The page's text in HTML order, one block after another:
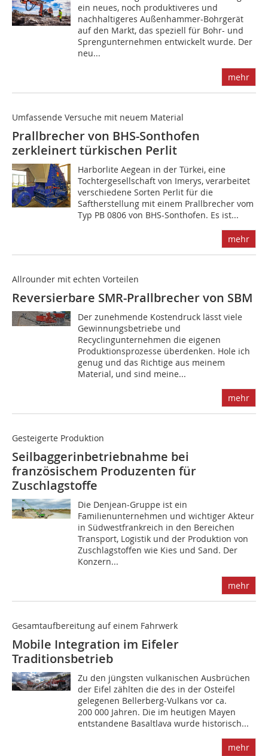
ein neues, noch produktiveres und
nachhaltigeres Außenhammer-Bohrgerät
auf den Markt, das speziell für Bohr- und
Sprengunternehmen entwickelt wurde. Der
neu...
mehr
Umfassende Versuche mit neuem Material
Prallbrecher von BHS-Sonthofen
zerkleinert türkischen Perlit
Harborlite Aegean in der Türkei, eine
Tochtergesellschaft von Imerys, verarbeitet
verschiedene Sorten Perlit für die
Saftherstellung mit einem Prallbrecher vom
Typ PB 0806 von BHS-Sonthofen. Es ist...
mehr
Allrounder mit echten Vorteilen
Reversierbare SMR-Prallbrecher von SBM
Der zunehmende Kostendruck lässt viele
Gewinnungsbetriebe und
Recyclingunternehmen die eigenen
Produktionsprozesse überdenken. Hole ich
genug und das Richtige aus meinem
Material, und sind meine...
mehr
Gesteigerte Produktion
Seilbaggerinbetriebnahme bei
französischem Produzenten für
Zuschlagstoffe
Die Denjean-Gruppe ist ein
Familienunternehmen und wichtiger Akteur
in Südwestfrankreich in den Bereichen
Transport, Logistik und der Produktion von
Zuschlagstoffen wie Kies und Sand. Der
Konzern...
mehr
Gesamtaufbereitung auf einem Fahrwerk
Mobile Integration im Eifeler
Traditionsbetrieb
Zu den jüngsten vulkanischen Ausbrüchen
der Eifel zählten die des in der Osteifel
gelegenen Bellerberg-Vulkans vor ca.
200 000 Jahren. Die im heutigen Mayen
entstandene Basaltlava wurde historisch...
mehr